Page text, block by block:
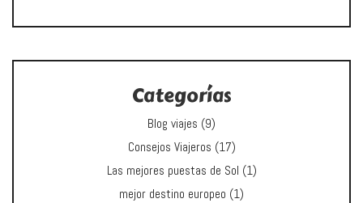
Categorías
Blog viajes (9)
Consejos Viajeros (17)
Las mejores puestas de Sol (1)
mejor destino europeo (1)